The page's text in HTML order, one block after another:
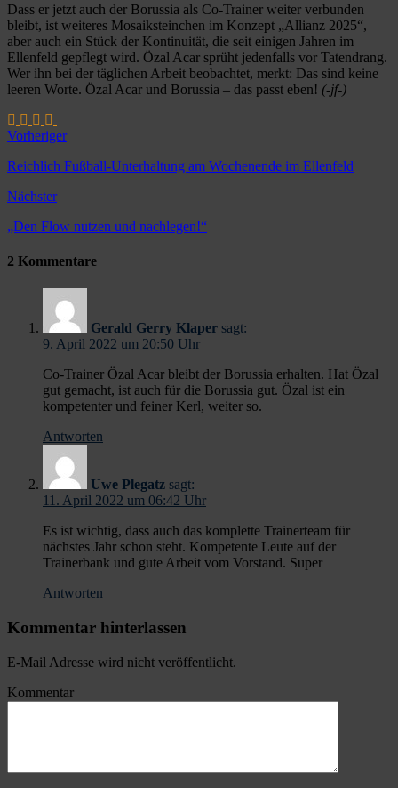
Dass er jetzt auch der Borussia als Co-Trainer weiter verbunden
bleibt, ist weiteres Mosaiksteinchen im Konzept „Allianz 2025“,
aber auch ein Stück der Kontinuität, die seit einigen Jahren im
Ellenfeld gepflegt wird. Özal Acar sprüht jedenfalls vor Tatendrang.
Wer ihn bei der täglichen Arbeit beobachtet, merkt: Das sind keine
leeren Worte. Özal Acar und Borussia – das passt eben! (-jf-)
Vorheriger
Reichlich Fußball-Unterhaltung am Wochenende im Ellenfeld
Nächster
„Den Flow nutzen und nachlegen!“
2 Kommentare
Gerald Gerry Klaper sagt:
9. April 2022 um 20:50 Uhr
Co-Trainer Özal Acar bleibt der Borussia erhalten. Hat Özal
gut gemacht, ist auch für die Borussia gut. Özal ist ein
kompetenter und feiner Kerl, weiter so.
Antworten
Uwe Plegatz sagt:
11. April 2022 um 06:42 Uhr
Es ist wichtig, dass auch das komplette Trainerteam für
nächstes Jahr schon steht. Kompetente Leute auf der
Trainerbank und gute Arbeit vom Vorstand. Super
Antworten
Kommentar hinterlassen
E-Mail Adresse wird nicht veröffentlicht.
Kommentar